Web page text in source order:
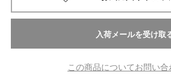
この商品についてお問い合